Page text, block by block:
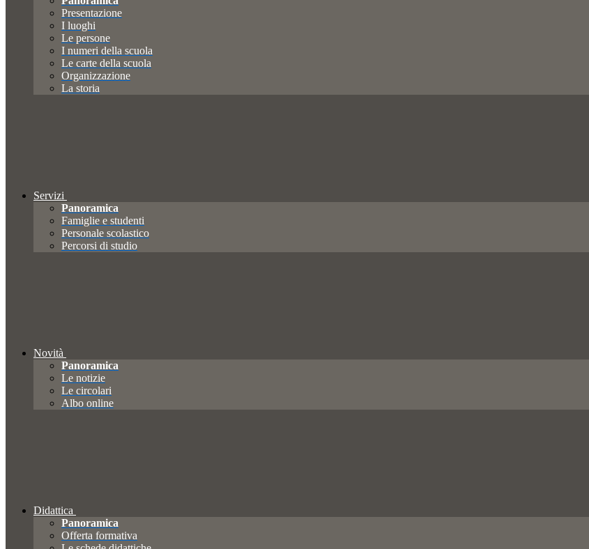
Presentazione
I luoghi
Le persone
I numeri della scuola
Le carte della scuola
Organizzazione
La storia
Servizi
Panoramica
Famiglie e studenti
Personale scolastico
Percorsi di studio
Novità
Panoramica
Le notizie
Le circolari
Albo online
Didattica
Panoramica
Offerta formativa